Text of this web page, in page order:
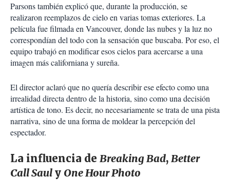
Parsons también explicó que, durante la producción, se
realizaron reemplazos de cielo en varias tomas exteriores. La
película fue filmada en Vancouver, donde las nubes y la luz no
correspondían del todo con la sensación que buscaba. Por eso, el
equipo trabajó en modificar esos cielos para acercarse a una
imagen más californiana y sureña.
El director aclaró que no quería describir ese efecto como una
irrealidad directa dentro de la historia, sino como una decisión
artística de tono. Es decir, no necesariamente se trata de una pista
narrativa, sino de una forma de moldear la percepción del
espectador.
La influencia de Breaking Bad, Better
Call Saul y One Hour Photo